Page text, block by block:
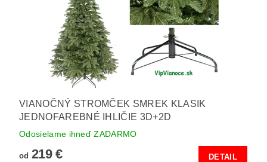
VIANOČNÝ STROMČEK SMREK KLASIK
JEDNOFAREBNÉ IHLIČIE 3D+2D
Odosielame ihneď ZADARMO
od 219 € DETAIL